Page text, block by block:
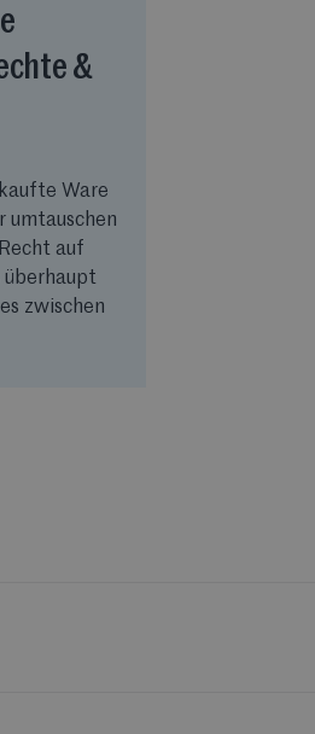
&
Ware
umtauschen
auf
überhaupt
zwischen